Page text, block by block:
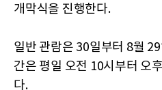
개막식을 진행한다.
일반 관람은 30일부터 8월
간은 평일 오전 10시부터 오
다.